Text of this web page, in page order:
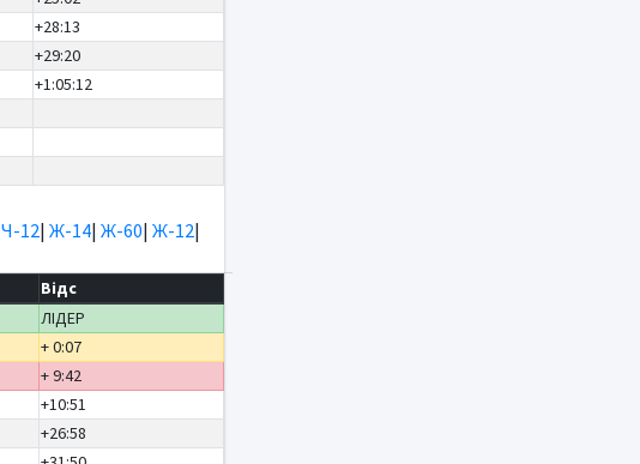
+28:13
+29:20
+1:05:12
Ч-12| Ж-14| Ж-60| Ж-12|
Відс
ЛІДЕР
+ 0:07
+ 9:42
+10:51
+26:58